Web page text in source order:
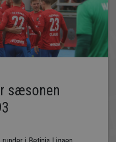
sæsonen